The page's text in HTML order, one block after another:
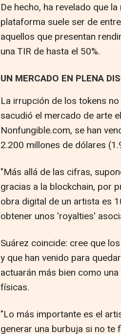
De hecho, ha revelado que
plataforma suele ser de
aquellos que presentan
una TIR de hasta el 50%.
UN MERCADO EN PLENA
La irrupción de los tokens
sacudió el mercado de arte
Nonfungible.com, se han
2.200 millones de dólares
"Más allá de las cifras,
gracias a la blockchain, por
obra digital de un artista es
obtener unos 'royalties'
Suárez coincide: cree que
y que han venido para
actuarán más bien como
físicas.
"Lo más importante es el
generar una burbuja si no te